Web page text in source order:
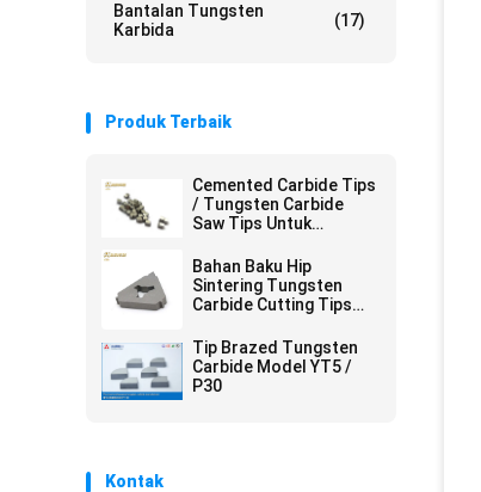
Bantalan Tungsten
Karbida
(17)
Produk Terbaik
Cemented Carbide Tips
/ Tungsten Carbide
Saw Tips Untuk
Keras Kayu
Bahan Baku Hip
Sintering Tungsten
Carbide Cutting Tips
Penggunaan Yang
Bersih Dalam Alur
Tip Brazed Tungsten
Carbide Model YT5 /
P30
Kontak